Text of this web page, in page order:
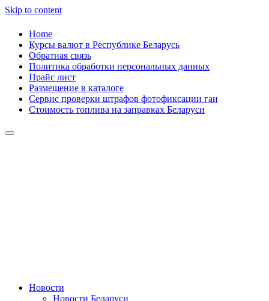
Skip to content
Home
Курсы валют в Республике Беларусь
Обратная связь
Политика обработки персональных данных
Прайс лист
Размещение в каталоге
Сервис проверки штрафов фотофиксации гаи
Стоимость топлива на заправках Беларуси
Сайт про автомобили
Новости
Новости Беларуси